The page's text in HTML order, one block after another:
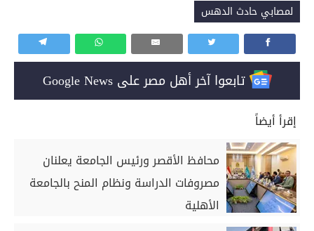
لمصابي حادث الدهس
تابعوا آخر أهل مصر على Google News
إقرأ أيضاً
محافظ الأقصر ورئيس الجامعة يعلنان
مصروفات الدراسة ونظام المنح بالجامعة
الأهلية